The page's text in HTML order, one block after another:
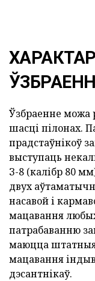
Ўзбраенне можа
шасці пілонах.
прадстаўнікоў
выступаць
З-8 (калібр 80
двух
насавой і
мацавання
патрабаванню
маюцца
мацавання
дэсантнікаў.